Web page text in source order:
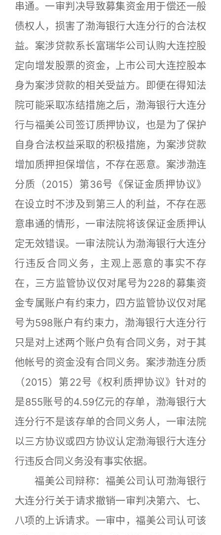
串通。一审判决导致募集资金用于偿还一般
债权人，损害了渤海银行大连分行的合法权
益。案涉贷款系长富瑞华公司认购大连控股
定向增发股票的资金，上市公司大连控股本
身为案涉贷款的相关受益方。即便在得知法
院可能采取冻结措施之后，渤海银行大连分
行与福美公司签订质押协议，也是为了保护
自身合法权益采取的积极措施，为案涉贷款
增加质押担保增信，不存在恶意。案涉渤连
分质（2015）第36号《保证金质押协议》
在设立时不涉及到第三人的利益，不存在恶
意串通的情形，一审法院将该保证金质押认
定无效错误。一审法院认为渤海银行大连分
行违反合同义务，主观上恶意的事实不存
在，三方监管协议仅对尾号为228的募集资
金专属账户有约束力，四方监管协议仅对尾
号为598账户有约束力，渤海银行大连分行
只是对上述两个账户负有合同义务，对于其
他帐号的资金没有合同义务。案涉渤连分质
（2015）第22号《权利质押协议》针对的
是855账号的4.59亿元的存单，渤海银行大
连分行不是该存单的合同义务人，一审法院
以三方协议或四方协议认定渤海银行大连分
行违反合同义务没有事实依据。
福美公司辩称：福美公司认可渤海银行
大连分行关于请求撤销一审判决第六、七、
八项的上诉请求。一审中，福美公司认可该